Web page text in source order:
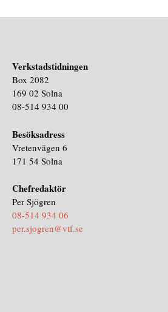
Verkstadstidningen
Box 2082
169 02 Solna
08-514 934 00
Besöksadress
Vretenvägen 6
171 54 Solna
Chefredaktör
Per Sjögren
08-514 934 06
per.sjogren@vtf.se